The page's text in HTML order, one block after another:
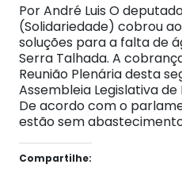
Por André Luis O
(Solidariedade) cobrou
soluções para a falta de
Serra Talhada. A
Reunião Plenária desta
Assembleia Legislativa
De acordo com o
estão sem
Compartilhe: